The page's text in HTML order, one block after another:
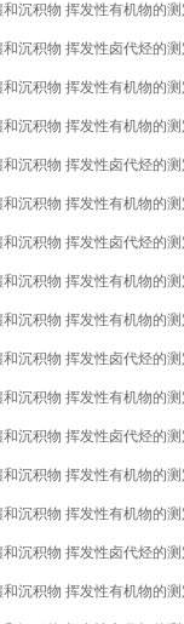
和沉积物 挥发性有机物的
和沉积物 挥发性卤代烃的
和沉积物 挥发性有机物的
和沉积物 挥发性有机物的
和沉积物 挥发性卤代烃的
和沉积物 挥发性有机物的
和沉积物 挥发性卤代烃的
和沉积物 挥发性有机物的
和沉积物 挥发性有机物的
和沉积物 挥发性卤代烃的
和沉积物 挥发性有机物的
和沉积物 挥发性卤代烃的
和沉积物 挥发性有机物的
和沉积物 挥发性有机物的
和沉积物 挥发性卤代烃的
和沉积物 挥发性有机物的